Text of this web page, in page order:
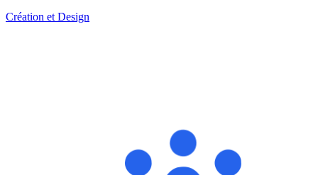
Création et Design